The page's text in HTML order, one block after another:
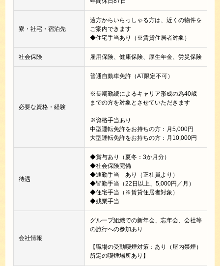
寮・社宅・宿泊先
遠方からいらっしゃる方は、近くの物件を
ご案内できます
◆住宅手当あり（※賃貸住居者対象）
社会保険 雇用保険、健康保険、厚生年金、労災保険
必要な資格・経験
普通自動車免許（AT限定不可）
※長期勤続によるキャリア形成の為40歳
までの方を対象とさせていただきます
※資格手当あり
中型運転免許をお持ちの方：月5,000円
大型運転免許をお持ちの方：月10,000円
待遇
◆賞与あり（夏冬：3か月分）
◆社会保険完備
◆通勤手当 あり（正社員より）
◆皆勤手当（22日以上、5,000円／月）
◆住宅手当（※賃貸住居者対象）
◆残業手当
会社情報
グループ組織での新年会、忘年会、会社等
の旅行への参加あり
【職場の受動喫煙対策：あり（屋内禁煙）
所定の喫煙場所あり】